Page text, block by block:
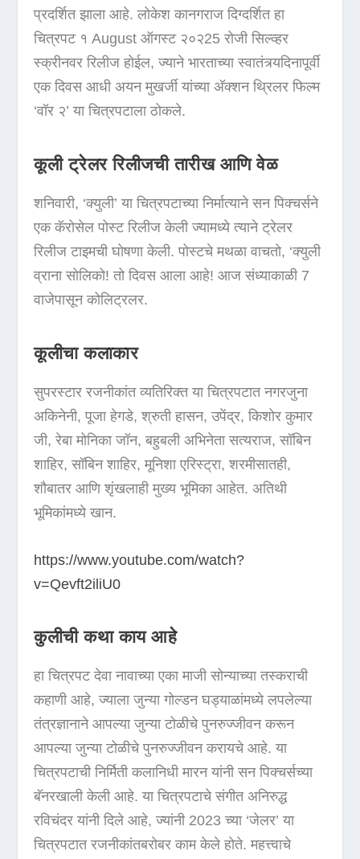
प्रदर्शित झाला आहे. लोकेश कानगराज दिग्दर्शित हा
चित्रपट १ August ऑगस्ट २०२25 रोजी सिल्व्हर
स्क्रीनवर रिलीज होईल, ज्याने भारताच्या स्वातंत्र्यदिनापूर्वी
एक दिवस आधी अयन मुखर्जी यांच्या अ‍ॅक्शन थ्रिलर फिल्म
‘वॉर २’ या चित्रपटाला ठोकले.
कूली ट्रेलर रिलीजची तारीख आणि वेळ
शनिवारी, ‘क्युली’ या चित्रपटाच्या निर्मात्याने सन पिक्चर्सने
एक कॅरोसेल पोस्ट रिलीज केली ज्यामध्ये त्याने ट्रेलर
रिलीज टाइमची घोषणा केली. पोस्टचे मथळा वाचतो, ‘क्युली
व्राना सोलिको! तो दिवस आला आहे! आज संध्याकाळी 7
वाजेपासून कोलिट्रलर.
कूलीचा कलाकार
सुपरस्टार रजनीकांत व्यतिरिक्त या चित्रपटात नगरजुना
अकिनेनी, पूजा हेगडे, श्रुती हासन, उपेंद्र, किशोर कुमार
जी, रेबा मोनिका जॉन, बहुबली अभिनेता सत्यराज, सॉबिन
शाहिर, सॉबिन शाहिर, मूनिशा एरिस्ट्रा, शरमीसातही,
शौबातर आणि शृंखलाही मुख्य भूमिका आहेत. अतिथी
भूमिकांमध्ये खान.
https://www.youtube.com/watch?
v=Qevft2iliU0
कुलीची कथा काय आहे
हा चित्रपट देवा नावाच्या एका माजी सोन्याच्या तस्कराची
कहाणी आहे, ज्याला जुन्या गोल्डन घड्याळांमध्ये लपलेल्या
तंत्रज्ञानाने आपल्या जुन्या टोळीचे पुनरुज्जीवन करून
आपल्या जुन्या टोळीचे पुनरुज्जीवन करायचे आहे. या
चित्रपटाची निर्मिती कलानिधी मारन यांनी सन पिक्चर्सच्या
बॅनरखाली केली आहे. या चित्रपटाचे संगीत अनिरुद्ध
रविचंदर यांनी दिले आहे, ज्यांनी 2023 च्या ‘जेलर’ या
चित्रपटात रजनीकांतबरोबर काम केले होते. महत्त्वाचे